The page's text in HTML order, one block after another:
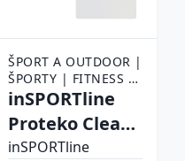
ŠPORT A OUTDOOR |
ŠPORTY | FITNESS |
POMÔCKY NA
PODLOŽKY NA
CVIČENIE
inSPORTline
Proteko Clear
80x70x0,15 cm
inSPORTline